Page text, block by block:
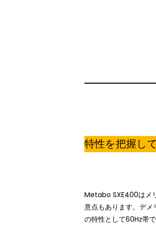
特性を把握し
Metabo SXE400はメ
意点もあります。デ
の特性として60Hz帯